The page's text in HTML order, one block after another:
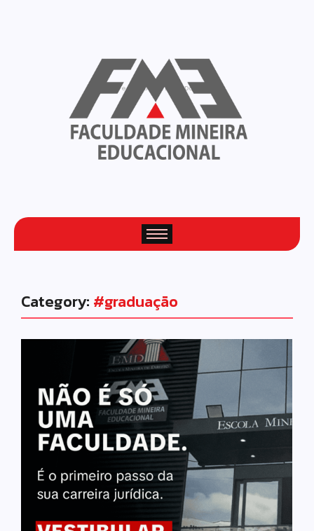
Fresh Articles Every Day
Category: #graduação